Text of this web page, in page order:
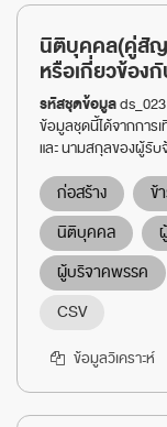
นิติบุคคล(คู่สัญ
หรือเกี่ยวข้อง
รหัสชุดข้อมูลds_023
ข้อมูลชุดนี้ได้จากการ
และ นามสกุลของผู้รับ
ก่อสร้าง ข้
นิติบุคคล
ผู้บริจาคพรรค
CSV
ข้อมูลวิเคราะห์